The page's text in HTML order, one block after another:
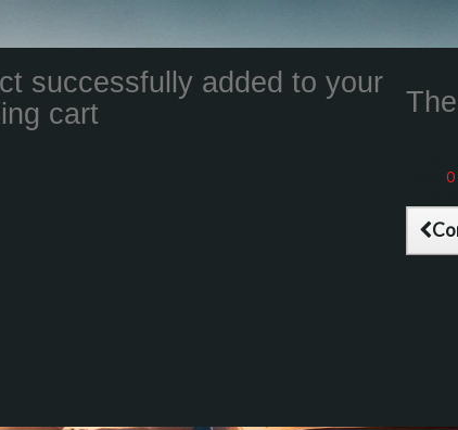
successfully added to your
cart
0